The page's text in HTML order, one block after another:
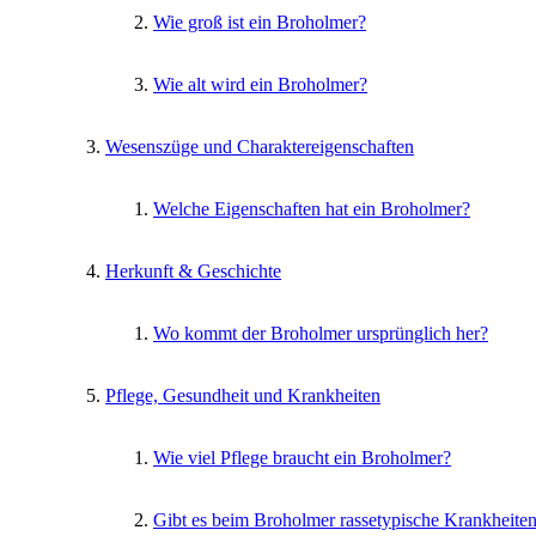
Wie groß ist ein Broholmer?
Wie alt wird ein Broholmer?
Wesenszüge und Charaktereigenschaften
Welche Eigenschaften hat ein Broholmer?
Herkunft & Geschichte
Wo kommt der Broholmer ursprünglich her?
Pflege, Gesundheit und Krankheiten
Wie viel Pflege braucht ein Broholmer?
Gibt es beim Broholmer rassetypische